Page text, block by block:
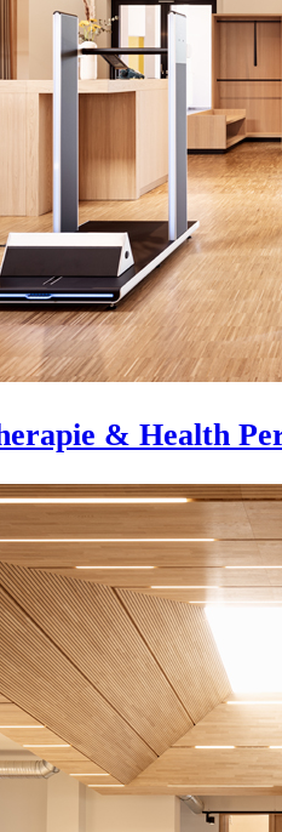
& Health